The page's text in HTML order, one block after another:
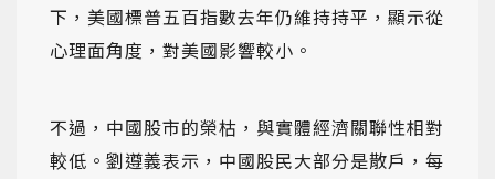
下，美國標普五百指數去年仍維持持平，顯示從
心理面角度，對美國影響較小。
不過，中國股市的榮枯，與實體經濟關聯性相對
較低。劉遵義表示，中國股民大部分是散戶，每